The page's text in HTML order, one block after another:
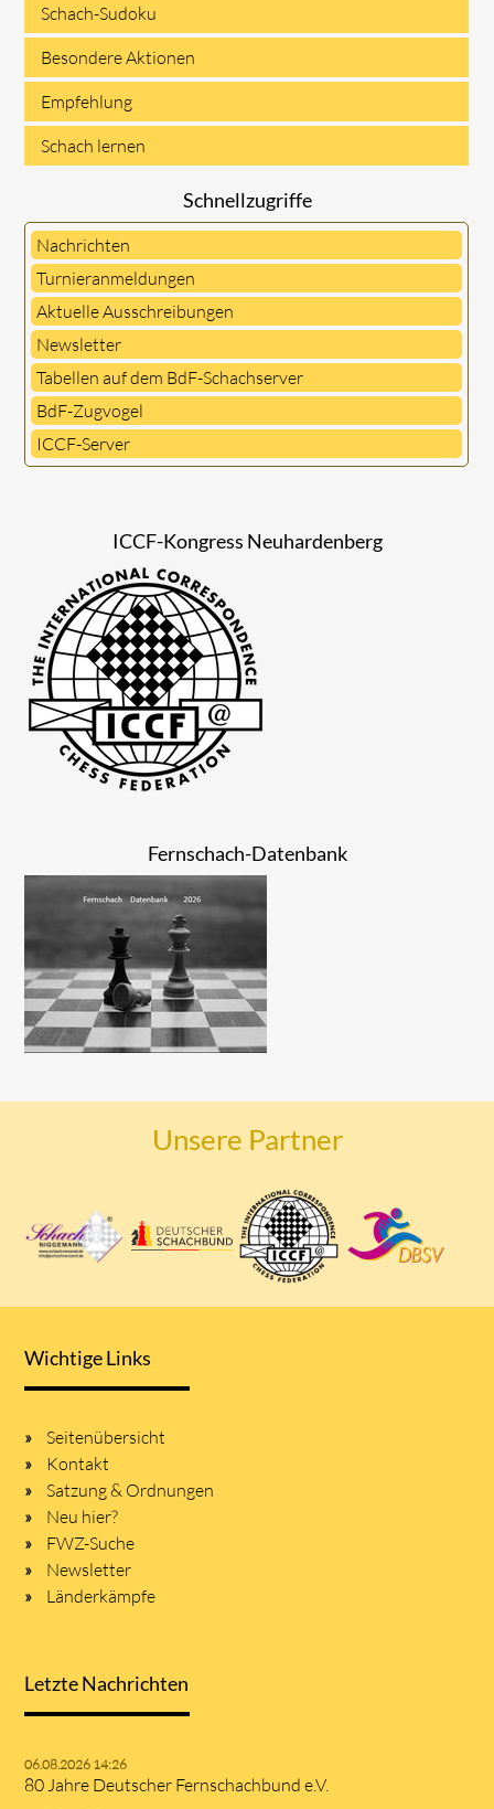
Schach-Sudoku
Besondere Aktionen
Empfehlung
Schach lernen
Schnellzugriffe
Nachrichten
Turnieranmeldungen
Aktuelle Ausschreibungen
Newsletter
Tabellen auf dem BdF-Schachserver
BdF-Zugvogel
ICCF-Server
ICCF-Kongress Neuhardenberg
Fernschach-Datenbank
Unsere Partner
Wichtige Links
Seitenübersicht
Kontakt
Satzung & Ordnungen
Neu hier?
FWZ-Suche
Newsletter
Länderkämpfe
Letzte Nachrichten
06.08.2026 14:26
80 Jahre Deutscher Fernschachbund e.V.